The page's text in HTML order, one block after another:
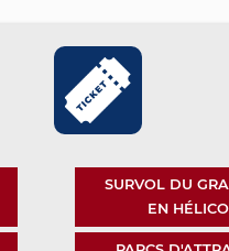
SURVOL DU
EN